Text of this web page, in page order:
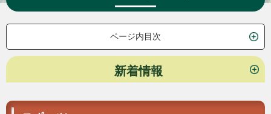
す。
し
ページ内目次
本
新着情報